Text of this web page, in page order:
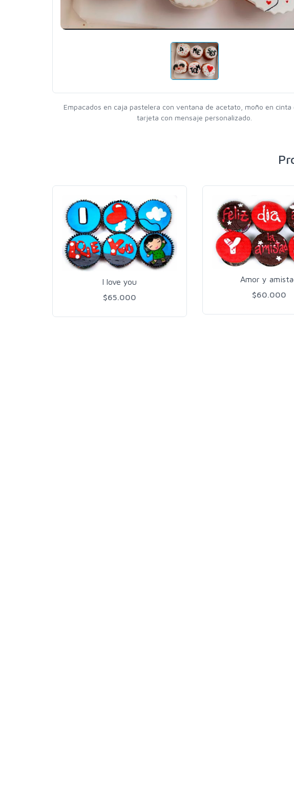
Empacados en caja pastelera con ventana de acetato, moño en cinta
tarjeta con mensaje personalizado.
I love you
$65.000
Amor y
$60.000